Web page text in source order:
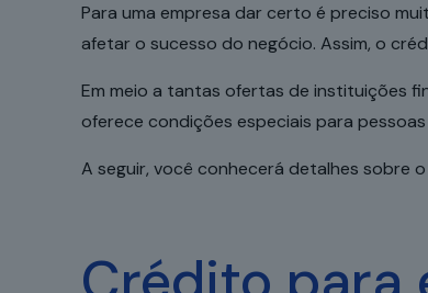
Para uma empresa dar certo é preciso
afetar o sucesso do negócio. Assim, o
Em meio a tantas ofertas de instituições
oferece condições especiais para
A seguir, você conhecerá detalhes sobre